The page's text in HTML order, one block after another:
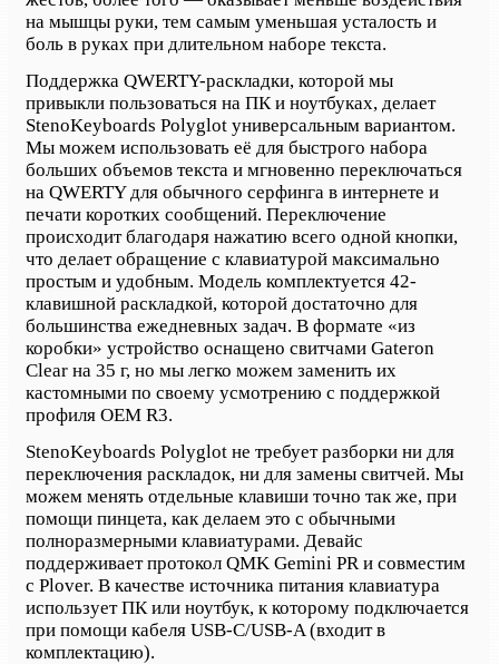
на мышцы руки, тем самым уменьшая усталость и
боль в руках при длительном наборе текста.
Поддержка QWERTY-раскладки, которой мы
привыкли пользоваться на ПК и ноутбуках, делает
StenoKeyboards Polyglot универсальным вариантом.
Мы можем использовать её для быстрого набора
больших объемов текста и мгновенно переключаться
на QWERTY для обычного серфинга в интернете и
печати коротких сообщений. Переключение
происходит благодаря нажатию всего одной кнопки,
что делает обращение с клавиатурой максимально
простым и удобным. Модель комплектуется 42-
клавишной раскладкой, которой достаточно для
большинства ежедневных задач. В формате «из
коробки» устройство оснащено свитчами Gateron
Clear на 35 г, но мы легко можем заменить их
кастомными по своему усмотрению с поддержкой
профиля OEM R3.
StenoKeyboards Polyglot не требует разборки ни для
переключения раскладок, ни для замены свитчей. Мы
можем менять отдельные клавиши точно так же, при
помощи пинцета, как делаем это с обычными
полноразмерными клавиатурами. Девайс
поддерживает протокол QMK Gemini PR и совместим
с Plover. В качестве источника питания клавиатура
использует ПК или ноутбук, к которому подключается
при помощи кабеля USB-C/USB-A (входит в
комплектацию).